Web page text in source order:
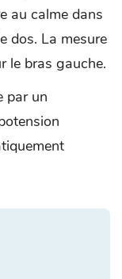
au calme dans
dos. La mesure
le bras gauche.
par un